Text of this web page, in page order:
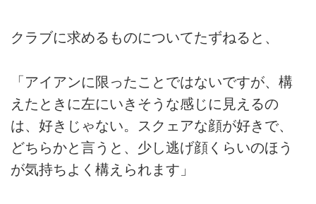
クラブに求めるものについてたずねると、
「アイアンに限ったことではないですが、構
えたときに左にいきそうな感じに見えるの
は、好きじゃない。スクェアな顔が好きで、
どちらかと言うと、少し逃げ顔くらいのほう
が気持ちよく構えられます」